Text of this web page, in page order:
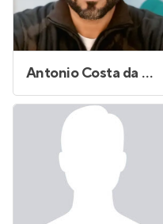
Antonio Costa da Silva